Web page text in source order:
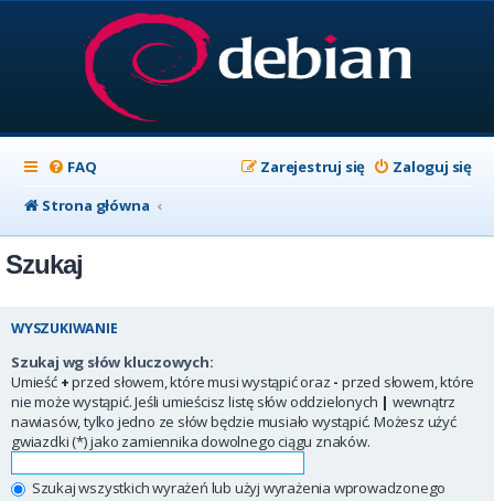
FAQ Zaloguj się
Zarejestruj się
Strona główna
Szukaj
WYSZUKIWANIE
Szukaj wg słów kluczowych:
Umieść +przed słowem, które musi wystąpić oraz - przed słowem, które
nie może wystąpić. Jeśli umieścisz listę słów oddzielonych | wewnątrz
nawiasów, tylko jedno ze słów będzie musiało wystąpić. Możesz użyć
gwiazdki (*) jako zamiennika dowolnego ciągu znaków.
Szukaj wszystkich wyrażeń lub użyj wyrażenia wprowadzonego